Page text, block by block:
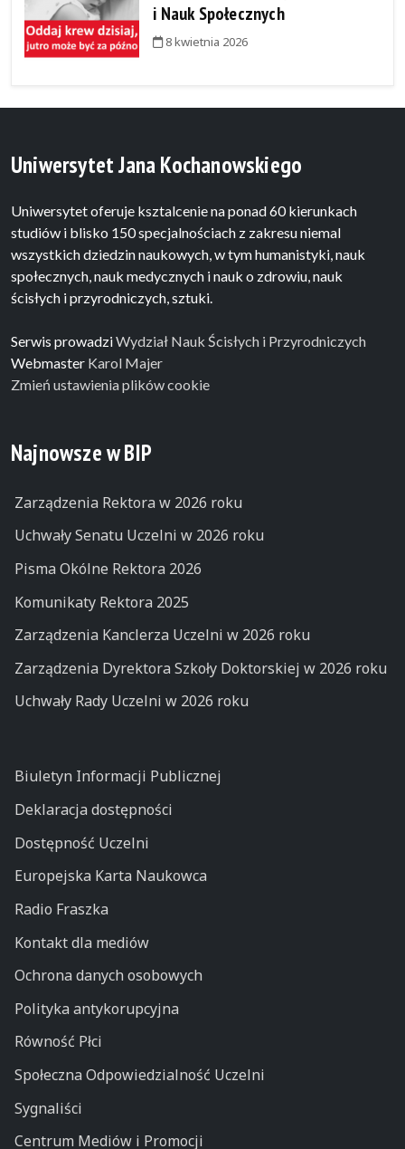
i Nauk Społecznych
8 kwietnia 2026
Uniwersytet Jana Kochanowskiego
Uniwersytet oferuje ksztalcenie na ponad 60 kierunkach
studiów i blisko 150 specjalnościach z zakresu niemal
wszystkich dziedzin naukowych, w tym humanistyki, nauk
społecznych, nauk medycznych i nauk o zdrowiu, nauk
ścisłych i przyrodniczych, sztuki.
Serwis prowadziWydział Nauk Ścisłych i Przyrodniczych
Webmaster Karol Majer
Zmień ustawienia plików cookie
Najnowsze w BIP
Zarządzenia Rektora w 2026 roku
Uchwały Senatu Uczelni w 2026 roku
Pisma Okólne Rektora 2026
Komunikaty Rektora 2025
Zarządzenia Kanclerza Uczelni w 2026 roku
Zarządzenia Dyrektora Szkoły Doktorskiej w 2026 roku
Uchwały Rady Uczelni w 2026 roku
Biuletyn Informacji Publicznej
Deklaracja dostępności
Dostępność Uczelni
Europejska Karta Naukowca
Radio Fraszka
Kontakt dla mediów
Ochrona danych osobowych
Polityka antykorupcyjna
Równość Płci
Społeczna Odpowiedzialność Uczelni
Sygnaliści
Centrum Mediów i Promocji